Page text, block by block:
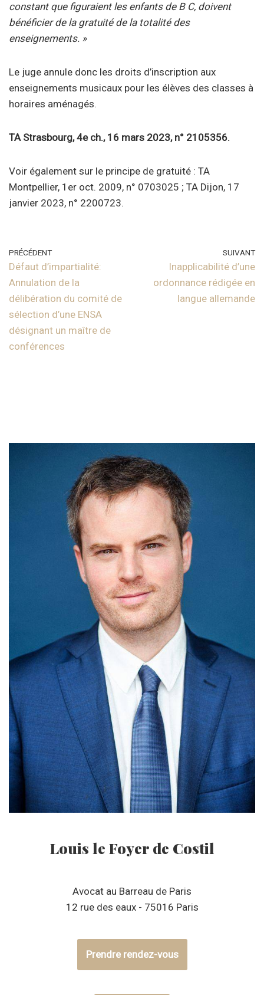
constant que figuraient les enfants de B C, doivent
bénéficier de la gratuité de la totalité des
enseignements. »
Le juge annule donc les droits d’inscription aux
enseignements musicaux pour les élèves des classes à
horaires aménagés.
TA Strasbourg, 4e ch., 16 mars 2023, n° 2105356.
Voir également sur le principe de gratuité : TA
Montpellier, 1er oct. 2009, n° 0703025 ; TA Dijon, 17
janvier 2023, n° 2200723.
PRÉCÉDENT
Défaut d’impartialité:
Annulation de la
délibération du comité de
sélection d’une ENSA
désignant un maître de
conférences
SUIVANT
Inapplicabilité d’une
ordonnance rédigée en
langue allemande
Louis le Foyer de Costil
Avocat au Barreau de Paris
12 rue des eaux - 75016 Paris
Prendre rendez-vous